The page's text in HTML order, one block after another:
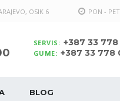
PON -
OSIK 6
SERVIS: +387 33
GUME: +387 33 778
BLOG